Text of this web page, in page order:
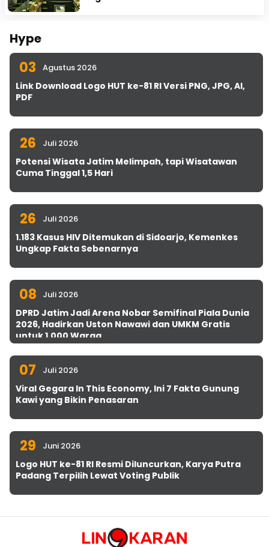
Hype
03 Agustus 2026
Link Download Logo HUT ke-81 RI Versi PNG, JPG, AI,
PDF
26 Juli 2026
Potensi Wisata Jatim Melimpah, tapi Wisatawan
Cuma Tinggal 1,5 Hari
26 Juli 2026
1.183 Kasus HIV Ditemukan di Sidoarjo, Kemenkes
Ungkap Fakta Sebenarnya
08 Juli 2026
DPRD Jatim Jadi Arena Nobar Semifinal Piala Dunia
2026, Hadirkan Uston Nawawi dan UMKM Gratis
untuk 1.000 Warga
07 Juli 2026
Viral Gegara In This Economy, Ini 7 Fakta Gunung
Kawi yang Bikin Penasaran
29 Juni 2026
Logo HUT ke-81 RI Resmi Diluncurkan, Karya Putra
Padang Terpilih Lewat Voting Publik